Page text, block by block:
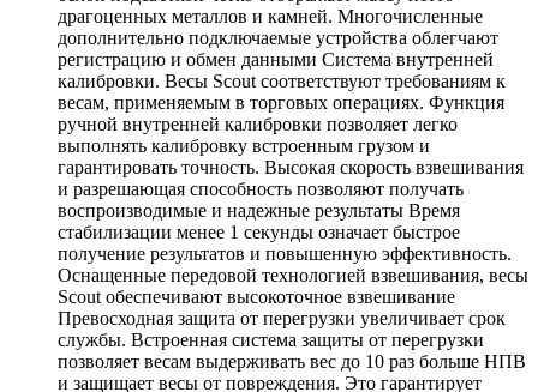
драгоценных металлов и камней. Многочисленные
дополнительно подключаемые устройства облегчают
регистрацию и обмен данными Система внутренней
калибровки. Весы Scout соответствуют требованиям к
весам, применяемым в торговых операциях. Функция
ручной внутренней калибровки позволяет легко
выполнять калибровку встроенным грузом и
гарантировать точность. Высокая скорость взвешивания
и разрешающая способность позволяют получать
воспроизводимые и надежные результаты Время
стабилизации менее 1 секунды означает быстрое
получение результатов и повышенную эффективность.
Оснащенные передовой технологией взвешивания, весы
Scout обеспечивают высокоточное взвешивание
Превосходная защита от перегрузки увеличивает срок
службы. Встроенная система защиты от перегрузки
позволяет весам выдерживать вес до 10 раз больше НПВ
и защищает весы от повреждения. Это гарантирует